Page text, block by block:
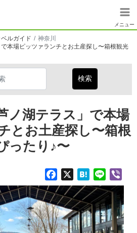
メニュー
ルガイド
神奈川
本場ピッツァランチとお土産探し〜箱根観光
ノ湖テラス」で本場
とお土産探し〜箱根
ったり♪〜
Facebook HatenaLine